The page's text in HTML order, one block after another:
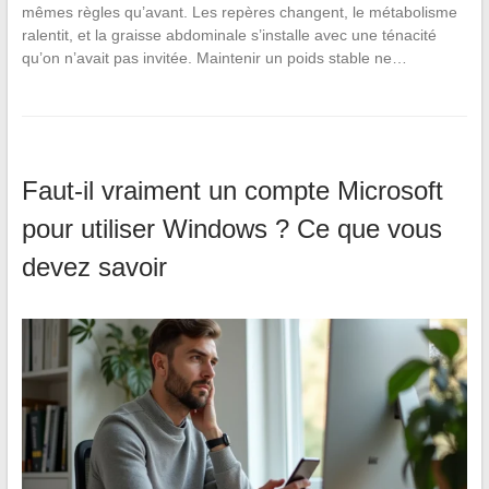
mêmes règles qu’avant. Les repères changent, le métabolisme
ralentit, et la graisse abdominale s’installe avec une ténacité
qu’on n’avait pas invitée. Maintenir un poids stable ne…
Faut-il vraiment un compte Microsoft
pour utiliser Windows ? Ce que vous
devez savoir